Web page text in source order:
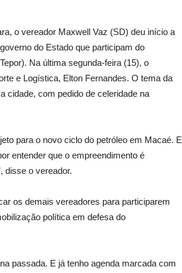
o vereador Maxwell Vaz (SD) deu início a
do Estado que participam do
Na última segunda-feira (15), o
e Logística, Elton Fernandes. O tema da
cidade, com pedido de celeridade na
para o novo ciclo do petróleo em Macaé. E
entender que o empreendimento é
disse o vereador.
os demais vereadores para participarem
política em defesa do
passada. E já tenho agenda marcada com